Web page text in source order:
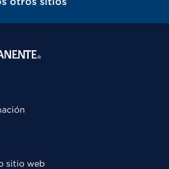
sitio web